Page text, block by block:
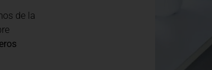
de la